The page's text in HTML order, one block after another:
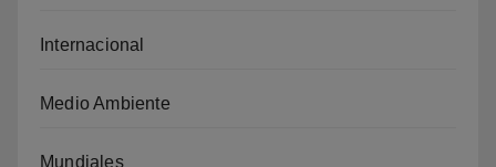
Internacional
Medio Ambiente
Mundiales